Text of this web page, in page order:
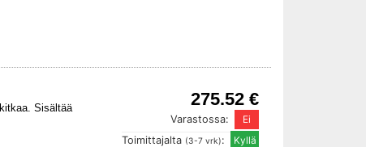
275.52 €
Varastossa:
Toimittajalta (3-7 vrk):
Sisältää